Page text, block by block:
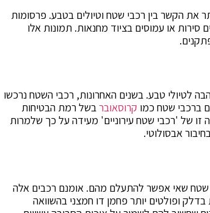
את הקשר בין רכבי שטח וטיולים בטבע. פרסומות
או עמוסים בציוד מחנאות. תמונות אלו
לטיולי טבע. בשנים האחרונות, רכבי השטח נרכשו
ברכבי שטח כמו קרוסאוברבשל רמת הבטיחות
זו של 'רכבי שטח עירוניים' מעידה על כך שלמרות
אבסולוטי.
שטח שאי אפשר להתעלם מהם. אומנם רכבים אלה
ופולטים יותר פחמן דו חמצני בהשוואה